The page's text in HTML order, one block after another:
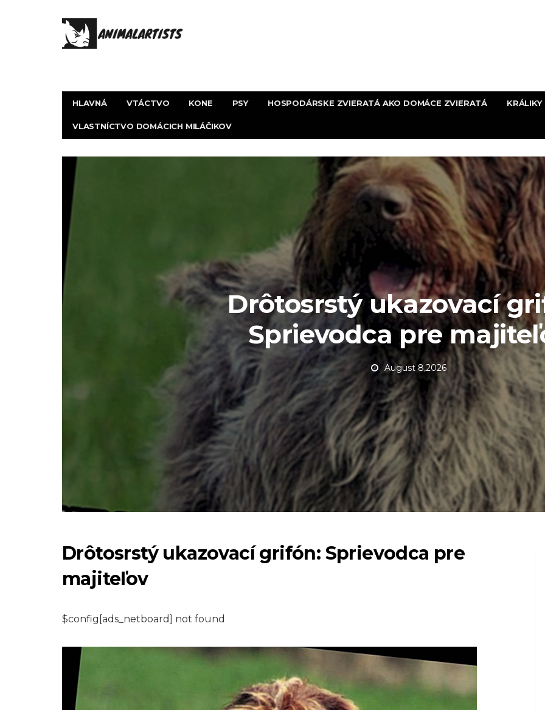
HLAVNÁ VTÁCTVO KONE PSY HOSPODÁRSKE ZVIERATÁ AKO DOMÁCE ZVIERATÁ KRÁLIKY
VLASTNÍCTVO DOMÁCICH MILÁČIKOV
Drôtosrstý ukazovací
Sprievodca pre
August 8,2026
Drôtosrstý ukazovací grifón: Sprievodca pre
majiteľov
$config[ads_netboard] not found
VLASTNÍCTVO DOMÁCICH MILÁČIKOV
najcitlivejších a
mazlivých miláčikov?
PSY
Najlepšie šesť
stredne veľkých
plemien psov za byt